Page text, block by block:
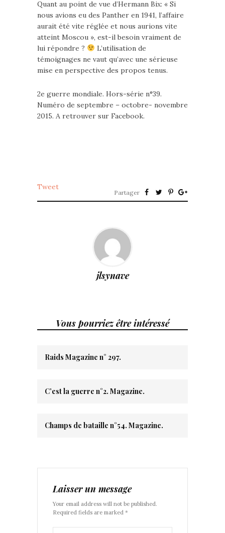
Quant au point de vue d’Hermann Bix: « Si
nous avions eu des Panther en 1941, l’affaire
aurait été vite réglée et nous aurions vite
atteint Moscou », est-il besoin vraiment de
lui répondre ?
L’utilisation de
témoignages ne vaut qu’avec une sérieuse
mise en perspective des propos tenus.
2e guerre mondiale. Hors-série n°39.
Numéro de septembre – octobre- novembre
2015. A retrouver sur Facebook.
Tweet
Partager
jlsynave
Vous pourriez être intéressé
Raids Magazine n° 297.
C’est la guerre n°2. Magazine.
Champs de bataille n°54. Magazine.
Laisser un message
Your email address will not be published.
Required fields are marked *